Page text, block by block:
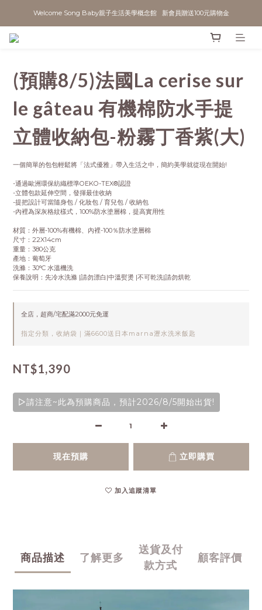
Welcome Song Baby親子生活美學概念館   新會員贈送100元購物金
(預購8/5)法國La cerise sur
le gâteau 有機棉防水手提
立體收納包-粉霧丁香紫(大)
一個簡單的包包輕鬆將「法式優雅」帶入生活之中，簡約美學就從現在開始!
-通過歐洲環保紡織標準OEKO-TEX®認證
-立體包款延伸空間，發揮最佳收納
-提把設計可當隨身包 / 化妝包 / 育兒包 / 收納包
-內裡為深灰格紋樣式，100%防水塗層棉，提高實用性
材質：外層-100%有機棉、內裡-100％防水塗層棉
尺寸：22X14cm
重量：380公克
產地：葡萄牙
洗滌：30°C 水溫機洗
保養說明：先冷水洗滌 |請勿漂白|中溫熨燙 |不可乾洗|請勿烘乾
全店，超商/宅配滿2000元免運
指定分類，收納袋｜滿6600送日本marna瀝水洗米飯匙
NT$1,390
▷請注意~此為預購商品，預計2026/8/5開始出貨!
現在預購 立即購買
加入追蹤清單
商品描述 了解更多
送貨及付
款方式
顧客評價